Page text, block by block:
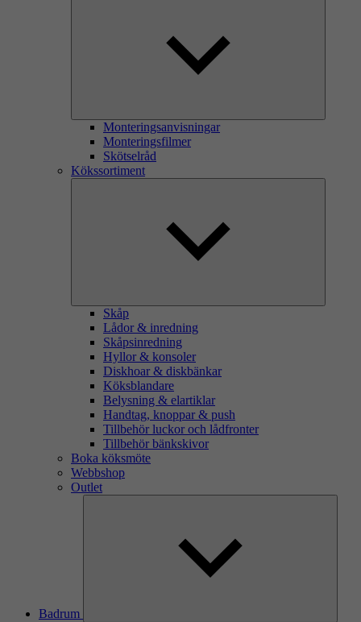
Monteringsanvisningar
Monteringsfilmer
Skötselråd
Kökssortiment
Skåp
Lådor & inredning
Skåpsinredning
Hyllor & konsoler
Diskhoar & diskbänkar
Köksblandare
Belysning & elartiklar
Handtag, knoppar & push
Tillbehör luckor och lådfronter
Tillbehör bänkskivor
Boka köksmöte
Webbshop
Outlet
Badrum